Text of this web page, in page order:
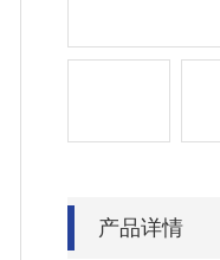
产品详情